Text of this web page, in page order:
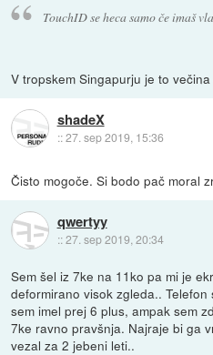
TouchID se heca samo če imaš
V tropskem Singapurju je to
shadeX
::27. sep 2019, 15:36
Čisto mogoče. Si bodo pač moral
qwertyy
::27. sep 2019, 20:34
Sem šel iz 7ke na 11ko pa mi je
deformirano visok zgleda..
sem imel prej 6 plus, ampak sem
7ke ravno pravšnja. Najraje bi ga
vezal za 2 jebeni leti..